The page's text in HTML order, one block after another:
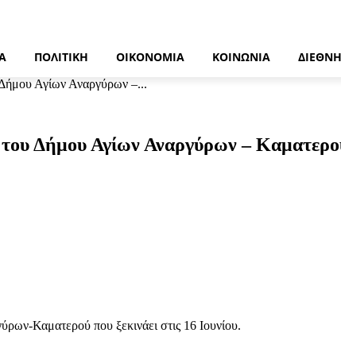
ΠΟΛΙΤΙΚΉ ΟΙΚΟΝΟΜΊΑ ΚΟΙΝΩΝΊΑ ΔΙΕΘΝΉ
Δήμου Αγίων Αναργύρων –...
του Δήμου Αγίων Αναργύρων –
Καματερού που ξεκινάει στις 16 Ιουνίου.